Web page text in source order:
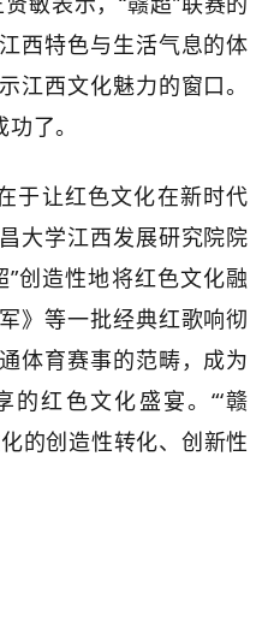
西特色与生活气息的体
江西文化魅力的窗口。
了。
于让红色文化在新时代
大学江西发展研究院院
创造性地将红色文化融
》等一批经典红歌响彻
体育赛事的范畴，成为
红色文化盛宴。“‘赣
的创造性转化、创新性